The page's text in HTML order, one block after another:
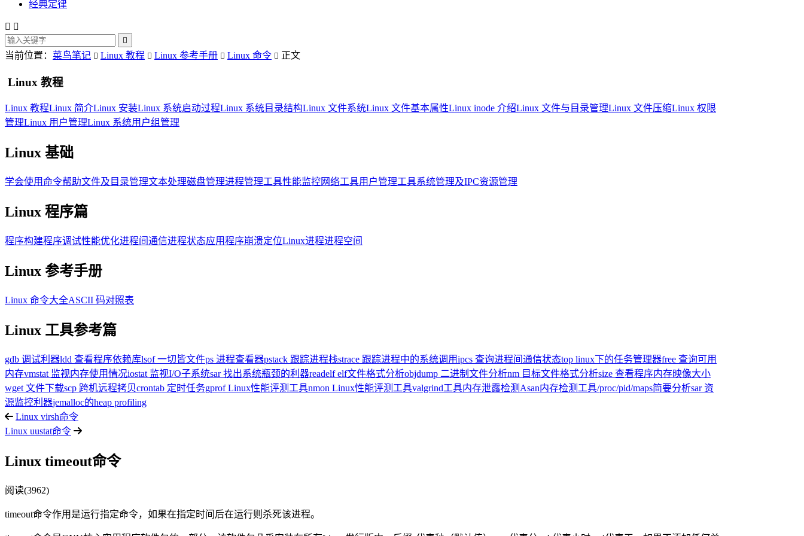
经典定律
 

当前位置： 菜鸟笔记  Linux 教程  Linux 参考手册  Linux 命令  正文
Linux 教程
Linux 教程Linux 简介Linux 安装Linux 系统启动过程Linux 系统目录结构Linux 文件系统Linux 文件基本属性Linux inode 介绍Linux 文件与目录管理Linux 文件压缩Linux 权限
管理Linux 用户管理Linux 系统用户组管理
Linux 基础
学会使用命令帮助文件及目录管理文本处理磁盘管理进程管理工具性能监控网络工具用户管理工具系统管理及IPC资源管理
Linux 程序篇
程序构建程序调试性能优化进程间通信进程状态应用程序崩溃定位Linux进程进程空间
Linux 参考手册
Linux 命令大全ASCII 码对照表
Linux 工具参考篇
gdb 调试利器ldd 查看程序依赖库lsof 一切皆文件ps 进程查看器pstack 跟踪进程栈strace 跟踪进程中的系统调用ipcs 查询进程间通信状态top linux下的任务管理器free 查询可用
内存vmstat 监视内存使用情况iostat 监视I/O子系统sar 找出系统瓶颈的利器readelf elf文件格式分析objdump 二进制文件分析nm 目标文件格式分析size 查看程序内存映像大小
wget 文件下载scp 跨机远程拷贝crontab 定时任务gprof Linux性能评测工具nmon Linux性能评测工具valgrind工具内存泄露检测 Asan内存检测工具/proc/pid/maps简要分析sar 资
源监控利器jemalloc的heap profiling
Linux virsh命令
Linux uustat命令
Linux timeout命令
阅读(3962)
timeout命令作用是运行指定命令，如果在指定时间后在运行则杀死该进程。